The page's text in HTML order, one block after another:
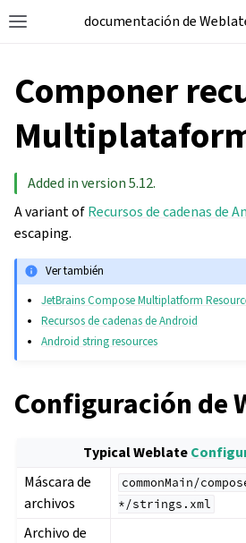
documentación de
Componer
Added in version 5.12.
A variant ofRecursos de cadenas de
escaping.
Ver también
JetBrains Compose Multiplatform
Recursos de cadenas de Android
Android string resources
Configuración de
Typical Weblate
Máscara de
archivos
commonMain/
*/strings.xml
Archivo de